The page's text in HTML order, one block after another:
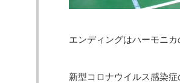
エンディングはハーモニ
新型コロナウイルス感染